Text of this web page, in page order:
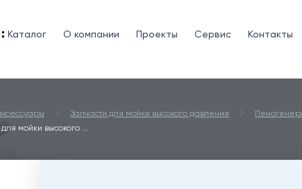
Каталог O компании Проекты Сервис Контакты
Запчасти для мойки высокого давления
мойки высокого ...